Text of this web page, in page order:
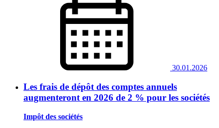
30.01.2026
Les frais de dépôt des comptes annuels
augmenteront en 2026 de 2 % pour les sociétés
Impôt des sociétés